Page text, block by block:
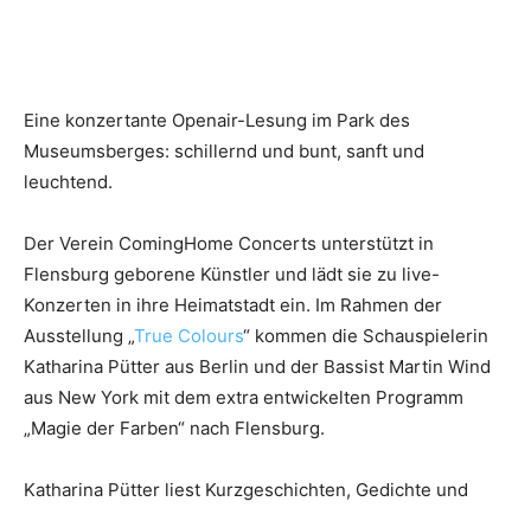
Eine konzertante Openair-Lesung im Park des
Museumsberges: schillernd und bunt, sanft und
leuchtend.
Der Verein ComingHome Concerts unterstützt in
Flensburg geborene Künstler und lädt sie zu live-
Konzerten in ihre Heimatstadt ein. Im Rahmen der
Ausstellung „True Colours“ kommen die Schauspielerin
Katharina Pütter aus Berlin und der Bassist Martin Wind
aus New York mit dem extra entwickelten Programm
„Magie der Farben“ nach Flensburg.
Katharina Pütter liest Kurzgeschichten, Gedichte und